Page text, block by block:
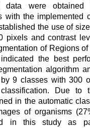
data were obtained
with the implemented
the use of
pixels and contrast
of Regions of
the best
algorithm
9 classes with 300
Due to
in the automatic
of organisms
in this study as